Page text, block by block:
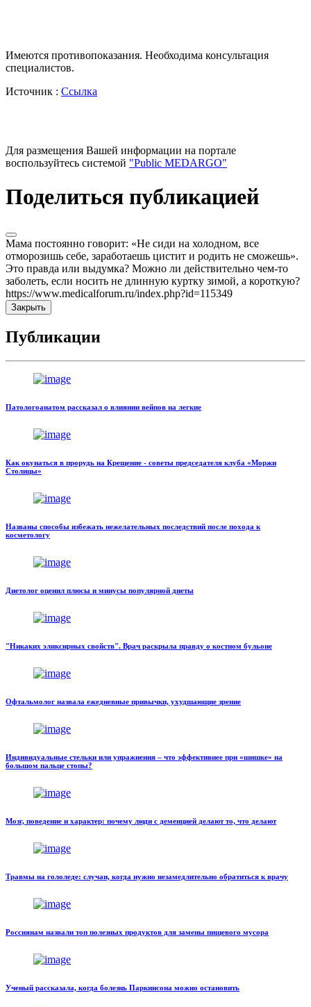
Имеются противопоказания. Необходима консультация
специалистов.
Источник : Ссылка
Для размещения Вашей информации на портале
воспользуйтесь системой "Public MEDARGO"
Поделиться публикацией
Мама постоянно говорит: «Не сиди на холодном, все
отморозишь себе, заработаешь цистит и родить не сможешь».
Это правда или выдумка? Можно ли действительно чем-то
заболеть, если носить не длинную куртку зимой, а короткую?
https://www.medicalforum.ru/index.php?id=115349
Закрыть
Публикации
Патологоанатом рассказал о влиянии вейпов на легкие
Как окунаться в прорудь на Крещение - советы председателя клуба «Моржи
Столицы»
Названы способы избежать нежелательных последствий после похода к
косметологу
Диетолог оценил плюсы и минусы популярной диеты
"Никаких эликсирных свойств". Врач раскрыла правду о костном бульоне
Офтальмолог назвала ежедневные привычки, ухудшающие зрение
Индивидуальные стельки или упражнения – что эффективнее при «шишке» на
большом пальце стопы?
Мозг, поведение и характер: почему люди с деменцией делают то, что делают
Травмы на гололеде: случаи, когда нужно незамедлительно обратиться к врачу
Россиянам назвали топ полезных продуктов для замены пищевого мусора
Ученый рассказала, когда болезнь Паркинсона можно остановить